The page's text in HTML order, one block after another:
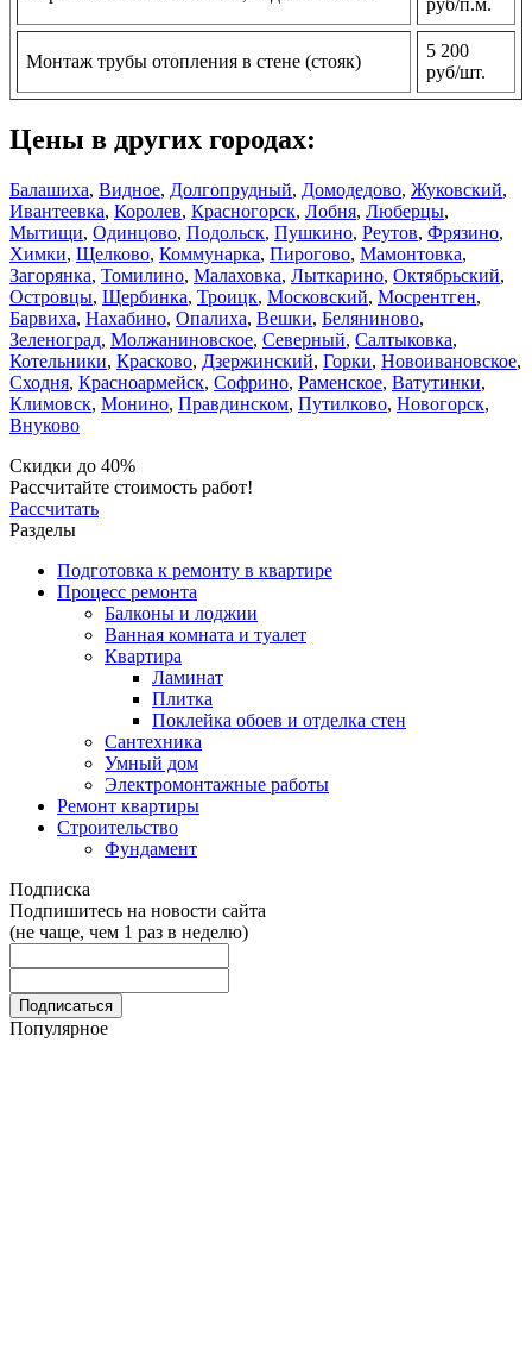
руб/п.м.
Монтаж трубы отопления в стене (стояк)
5 200
руб/шт.
Цены в других городах:
Балашиха, Видное, Долгопрудный, Домодедово, Жуковский,
Ивантеевка, Королев, Красногорск, Лобня, Люберцы,
Мытищи, Одинцово, Подольск, Пушкино, Реутов, Фрязино,
Химки, Щелково, Коммунарка, Пирогово, Мамонтовка,
Загорянка, Томилино, Малаховка, Лыткарино, Октябрьский,
Островцы, Щербинка, Троицк, Московский, Мосрентген,
Барвиха, Нахабино, Опалиха, Вешки, Беляниново,
Зеленоград, Молжаниновское, Северный, Салтыковка,
Котельники, Красково, Дзержинский, Горки, Новоивановское,
Сходня, Красноармейск, Софрино, Раменское, Ватутинки,
Климовск, Монино, Правдинском, Путилково, Новогорск,
Внуково
Скидки до 40%
Рассчитайте стоимость работ!
Рассчитать
Разделы
Подготовка к ремонту в квартире
Процесс ремонта
Балконы и лоджии
Ванная комната и туалет
Квартира
Ламинат
Плитка
Поклейка обоев и отделка стен
Сантехника
Умный дом
Электромонтажные работы
Ремонт квартиры
Строительство
Фундамент
Подписка
Подпишитесь на новости сайта
(не чаще, чем 1 раз в неделю)
Популярное